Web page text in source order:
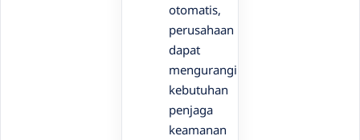
otomatis,
perusahaan
dapat
mengurangi
kebutuhan
penjaga
keamanan